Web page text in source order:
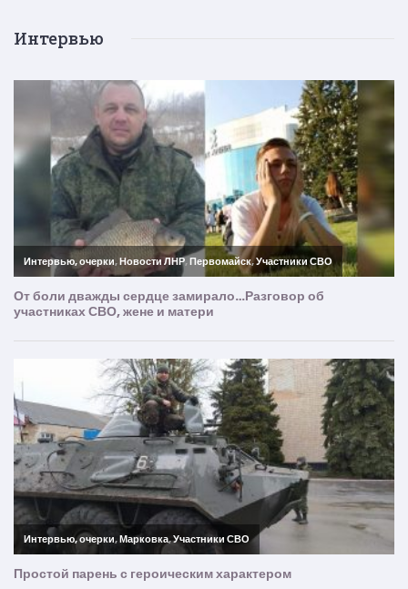
Интервью